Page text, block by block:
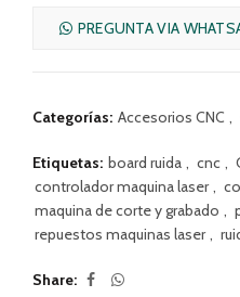
PREGUNTA VIA
Categorías: Accesorios CNC ,
Etiquetas: board ruida , cnc ,
controlador maquina laser ,
maquina de corte y grabado ,
repuestos maquinas laser ,
Share